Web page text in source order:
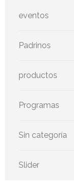
eventos
Padrinos
productos
Programas
Sin categoría
Slider